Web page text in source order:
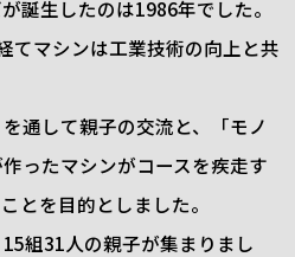
誕生したのは1986年でした。
てマシンは工業技術の向上と共
通して親子の交流と、「モノ
ったマシンがコースを疾走す
とを目的としました。
組31人の親子が集まりまし